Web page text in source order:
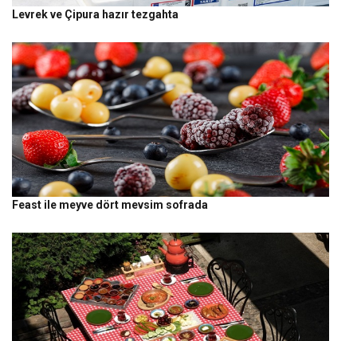
Levrek ve Çipura hazır tezgahta
Feast ile meyve dört mevsim sofrada